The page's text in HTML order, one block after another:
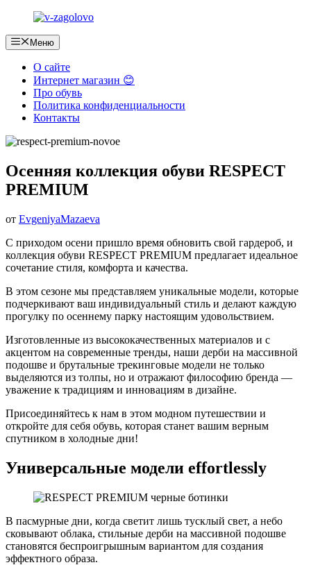
Перейти
содержимому
Меню
О сайте
Интернет магазин 😊
Про обувь
Политика конфиденциальности
Контакты
Осенняя коллекция обуви RESPECT
PREMIUM
от EvgeniyaMazaeva
С приходом осени пришло время обновить свой гардероб, и
коллекция обуви RESPECT PREMIUM предлагает идеальное
сочетание стиля, комфорта и качества.
В этом сезоне мы представляем уникальные модели, которые
подчеркивают ваш индивидуальный стиль и делают каждую
прогулку по осеннему парку настоящим удовольствием.
Изготовленные из высококачественных материалов и с
акцентом на современные тренды, наши дерби на массивной
подошве и брутальные трекинговые модели не только
выделяются из толпы, но и отражают философию бренда —
уважение к традициям и инновациям в дизайне.
Присоединяйтесь к нам в этом модном путешествии и
откройте для себя обувь, которая станет вашим верным
спутником в холодные дни!
Универсальные модели effortlessly
В пасмурные дни, когда светит лишь тусклый свет, а небо
сковывают облака, стильные дерби на массивной подошве
становятся беспроигрышным вариантом для создания
эффектного образа.